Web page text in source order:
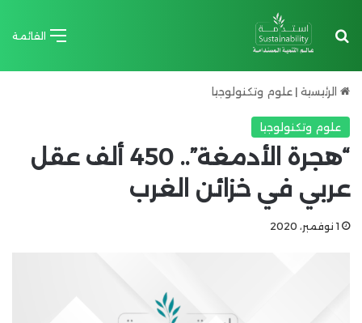
القائمة بحث عن
الرئيسية | علوم وتكنولوجيا
علوم وتكنولوجيا
“هجرة الأدمغة”.. 450 ألف عقل
عربي في خزائن الغرب
1 نوفمبر، 2020